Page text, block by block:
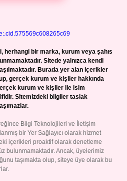
herhangi bir marka, kurum veya şahıs
Sitede yalnızca kendi
Burada yer alan içerikler
gerçek kurum ve kişiler hakkında
kurum ve kişiler ile isim
Sitemizdeki bilgiler taslak
Bilgi Teknolojileri ve İletişim
bir Yer Sağlayıcı olarak hizmet
içerikleri proaktif olarak denetleme
bulunmamaktadır. Ancak, üyelerimiz
taşımakta olup, siteye üye olarak bu